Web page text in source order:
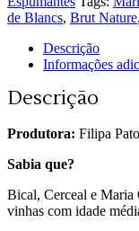
de
Blancs
Brut
Nature
quantity
de Blancs, Brut Nature,
Descrição
Informações
Descrição
Produtora: Filipa Pato
Sabia que?
Bical, Cerceal e Maria
vinhas com idade